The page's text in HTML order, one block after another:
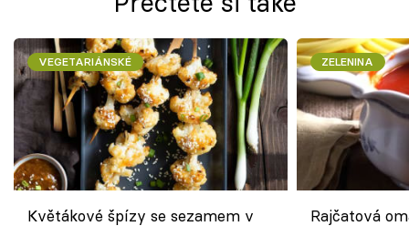
VEGETARIÁNSKÉ
Květákové špízy se sezamem v
ZELENINA
Rajčatová